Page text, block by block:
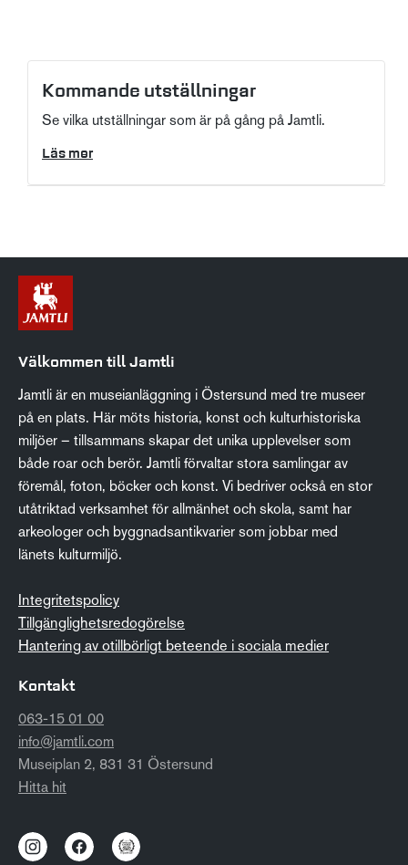
Kommande utställningar
Se vilka utställningar som är på gång på Jamtli.
Läs mer
Välkommen till Jamtli
Jamtli är en museianläggning i Östersund med tre museer
på en plats. Här möts historia, konst och kulturhistoriska
miljöer – tillsammans skapar det unika upplevelser som
både roar och berör. Jamtli förvaltar stora samlingar av
föremål, foton, böcker och konst. Vi bedriver också en stor
utåtriktad verksamhet för allmänhet och skola, samt har
arkeologer och byggnadsantikvarier som jobbar med
länets kulturmiljö.
Integritetspolicy
Tillgänglighetsredogörelse
Hantering av otillbörligt beteende i sociala medier
Kontakt
063-15 01 00
info@jamtli.com
Museiplan 2, 831 31 Östersund
Hitta hit